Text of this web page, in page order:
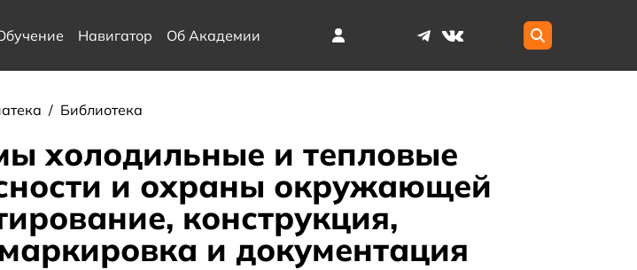
Навигатор Об Академии
/ Библиотека
холодильные и тепловые
и охраны окружающей
конструкция,
и документация